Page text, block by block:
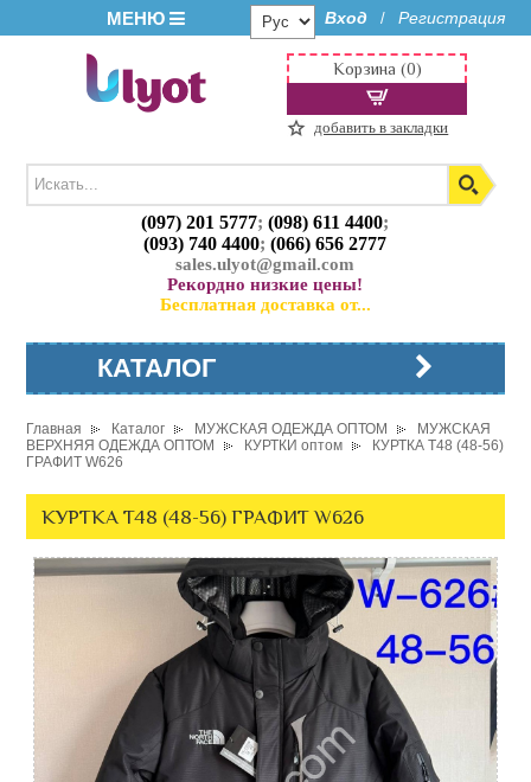
МЕНЮ Вход / Регистрация
(097) 201 5777;(098) 611 4400;
(093) 740 4400;(066) 656 2777
sales.ulyot@gmail.com
Рекордно низкие цены!
Бесплатная доставка от...
Корзина (0)
добавить в закладки
КАТАЛОГ
Главная Каталог МУЖСКАЯ ОДЕЖДА ОПТОМ
МУЖСКАЯ
ВЕРХНЯЯ ОДЕЖДА ОПТОМ
КУРТКИ оптом
КУРТКА T48 (48-56)
ГРАФИТ W626
КУРТКА T48 (48-56) ГРАФИТ W626